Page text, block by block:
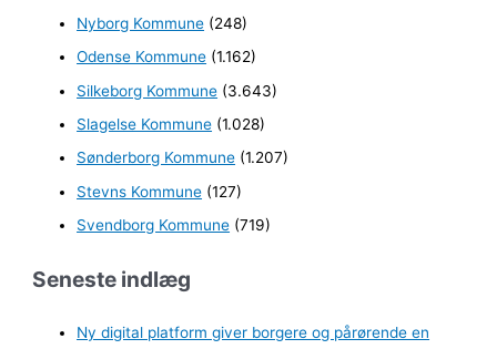
Nyborg Kommune (248)
Odense Kommune (1.162)
Silkeborg Kommune (3.643)
Slagelse Kommune (1.028)
Sønderborg Kommune (1.207)
Stevns Kommune (127)
Svendborg Kommune (719)
Seneste indlæg
Ny digital platform giver borgere og pårørende en